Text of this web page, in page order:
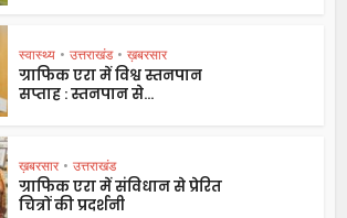
स्वास्थ्य • उत्तराखंड • ख़बरसार
ग्राफिक एरा में विश्व स्तनपान
सप्ताह : स्तनपान से...
ख़बरसार • उत्तराखंड
ग्राफिक एरा में संविधान से प्रेरित
चित्रों की प्रदर्शनी